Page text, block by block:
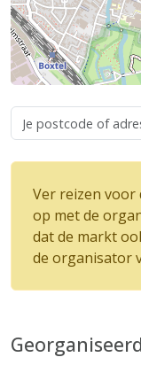
Ver reizen voor
op met de
dat de markt
de organisator